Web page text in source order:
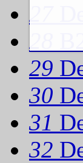
27
28
29
30
31
32